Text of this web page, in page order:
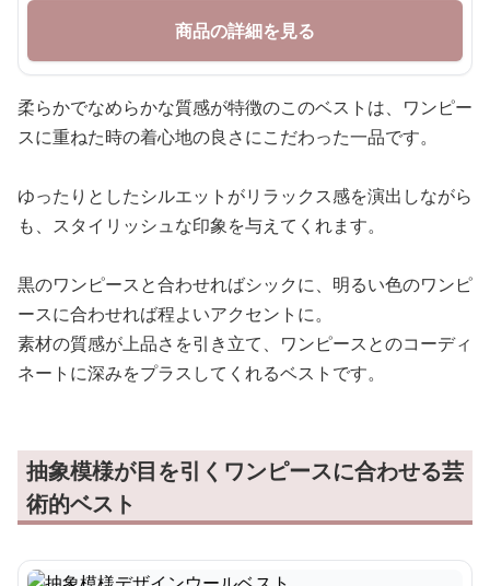
商品の詳細を見る
柔らかでなめらかな質感が特徴のこのベストは、ワンピー
スに重ねた時の着心地の良さにこだわった一品です。
ゆったりとしたシルエットがリラックス感を演出しながら
も、スタイリッシュな印象を与えてくれます。
黒のワンピースと合わせればシックに、明るい色のワンピ
ースに合わせれば程よいアクセントに。
素材の質感が上品さを引き立て、ワンピースとのコーディ
ネートに深みをプラスしてくれるベストです。
抽象模様が目を引くワンピースに合わせる芸
術的ベスト